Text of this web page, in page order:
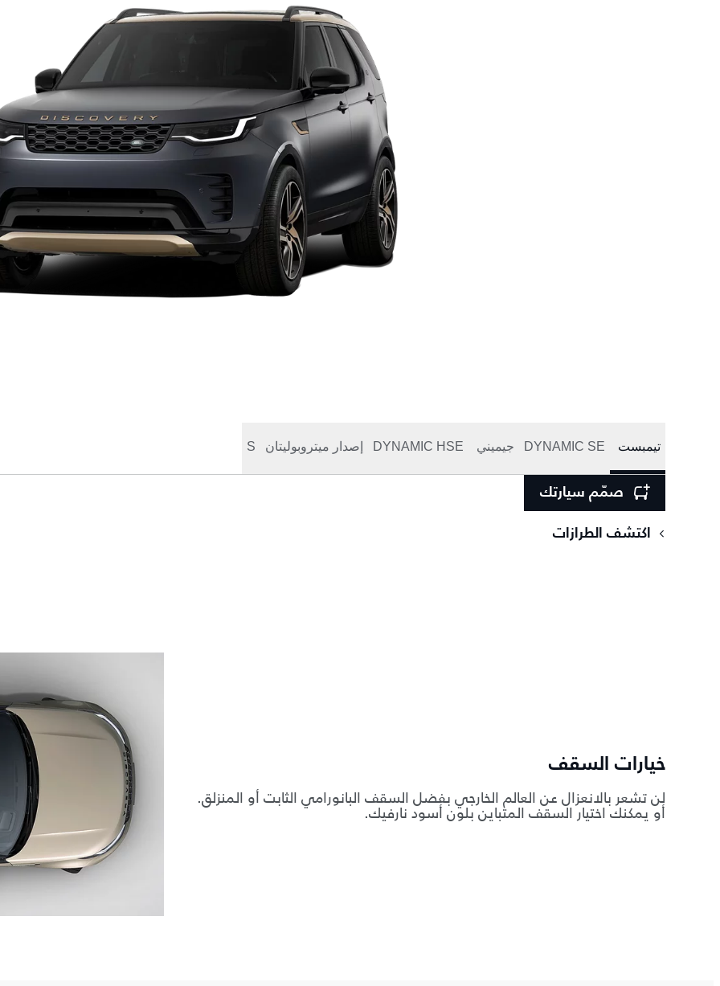
تيمبست DYNAMIC SE جيميني DYNAMIC HSE إصدار ميتروبوليتان S
صمّم سيارتك
اكتشف الطرازات
خيارات السقف
لن تشعر بالانعزال عن العالم الخارجي بفضل السقف البانورامي الثابت أو المنزلق.
أو يمكنك اختيار السقف المتباين بلون أسود نارفيك.